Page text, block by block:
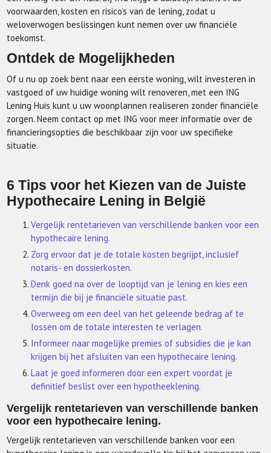
voorwaarden, kosten en risico’s van de lening, zodat u
weloverwogen beslissingen kunt nemen over uw financiële
toekomst.
Ontdek de Mogelijkheden
Of u nu op zoek bent naar een eerste woning, wilt investeren in
vastgoed of uw huidige woning wilt renoveren, met een ING
Lening Huis kunt u uw woonplannen realiseren zonder financiële
zorgen. Neem contact op met ING voor meer informatie over de
financieringsopties die beschikbaar zijn voor uw specifieke
situatie.
6 Tips voor het Kiezen van de Juiste
Hypothecaire Lening in België
Vergelijk rentetarieven van verschillende banken voor een
hypothecaire lening.
Zorg ervoor dat je de totale kosten begrijpt, inclusief
notaris- en dossierkosten.
Denk goed na over de looptijd van je lening en kies een
termijn die bij je financiële situatie past.
Overweeg om een deel van het geleende bedrag af te
lossen om de totale interesten te verlagen.
Informeer naar mogelijke premies of subsidies die je kan
krijgen bij het afsluiten van een hypothecaire lening.
Laat je goed informeren door een expert voordat je
definitief beslist over een hypotheeklening.
Vergelijk rentetarieven van verschillende banken
voor een hypothecaire lening.
Vergelijk rentetarieven van verschillende banken voor een